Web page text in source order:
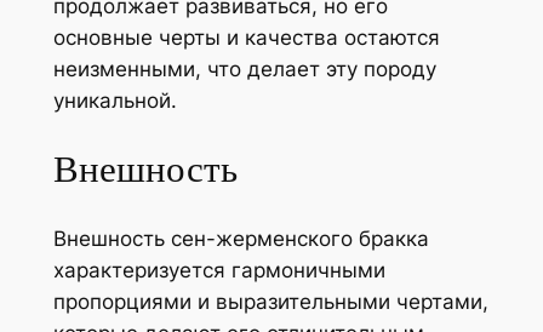
продолжает развиваться, но его
основные черты и качества остаются
неизменными, что делает эту породу
уникальной.
Внешность
Внешность сен-жерменского бракка
характеризуется гармоничными
пропорциями и выразительными чертами,